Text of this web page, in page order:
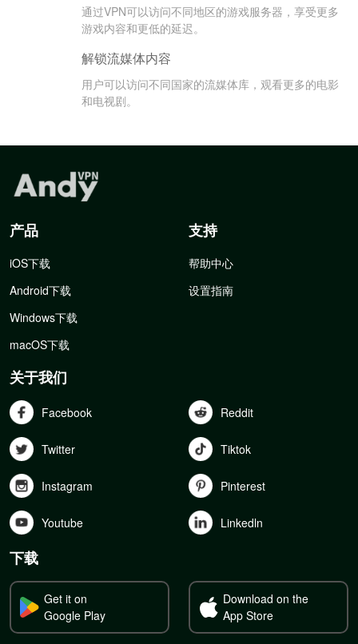
通过VPN可以访问不同地区的游戏服务器，享受更多
游戏内容和更低的延迟。
解锁流媒体内容
用户可以访问不同国家的流媒体库，观看更多的电影
和电视剧。
产品
iOS下载
Android下载
Windows下载
macOS下载
支持
帮助中心
设置指南
关于我们
Facebook Reddit
Twitter Tiktok
Instagram Pinterest
Youtube Linkedln
下载
Get it on
Google Play
Download on the
App Store